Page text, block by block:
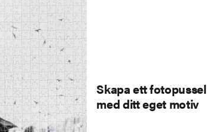
Skapa ett fotopussel
med ditt eget motiv